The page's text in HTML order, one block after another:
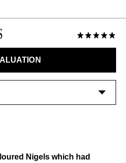
Nigels which had